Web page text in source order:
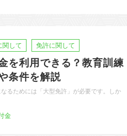
関して 免許に関して
を利用できる？教育訓練
条件を解説
るためには「大型免許」が必要です。しか
金